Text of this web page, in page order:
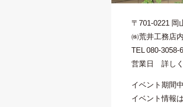
〒701-0221 岡
㈱荒井工務店
TEL 080-3058-
営業日 詳し
イベント期間
イベント情報